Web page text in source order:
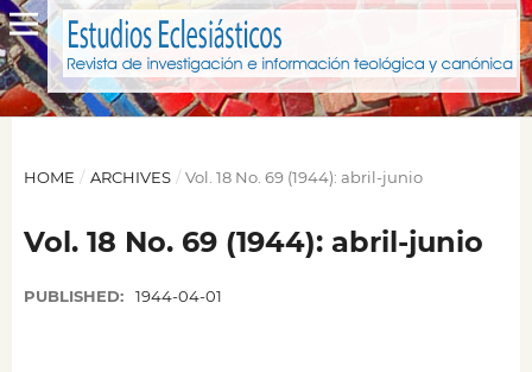
HOME / ARCHIVES / Vol. 18 No. 69 (1944): abril-junio
Vol. 18 No. 69 (1944): abril-junio
PUBLISHED: 1944-04-01